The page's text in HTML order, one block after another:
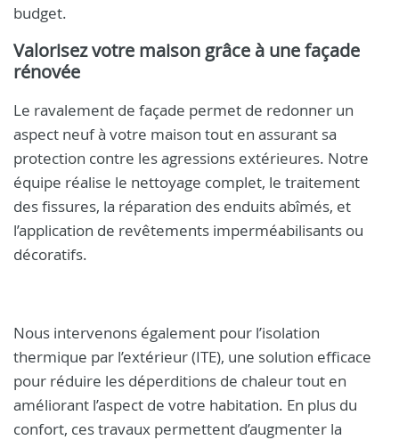
budget.
Valorisez votre maison grâce à une façade
rénovée
Le ravalement de façade permet de redonner un
aspect neuf à votre maison tout en assurant sa
protection contre les agressions extérieures. Notre
équipe réalise le nettoyage complet, le traitement
des fissures, la réparation des enduits abîmés, et
l’application de revêtements imperméabilisants ou
décoratifs.
Nous intervenons également pour l’isolation
thermique par l’extérieur (ITE), une solution efficace
pour réduire les déperditions de chaleur tout en
améliorant l’aspect de votre habitation. En plus du
confort, ces travaux permettent d’augmenter la